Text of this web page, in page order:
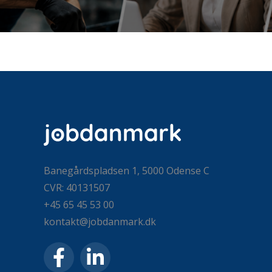
Banegårdspladsen 1, 5000 Odense C
CVR: 40131507
+45 65 45 53 00
kontakt@jobdanmark.dk